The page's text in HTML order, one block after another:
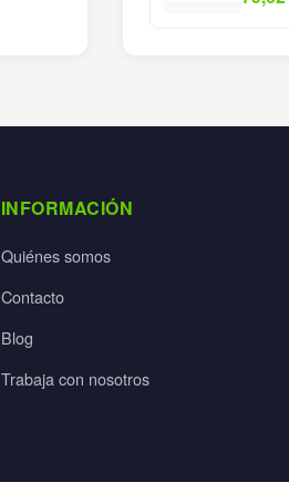
INFORMACIÓN
Quiénes somos
Contacto
Blog
Trabaja con nosotros